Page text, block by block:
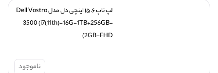
3500 (i7(11th)-16G-1TB+256GB-
2GB-FHD)
ناموجود